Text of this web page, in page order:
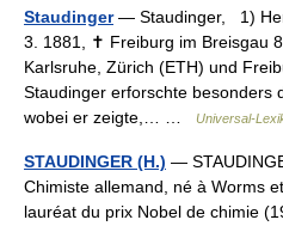
Staudinger— Staudinger, 1)
3. 1881, ✝ Freiburg im Breisgau
Karlsruhe, Zürich (ETH) und
Staudinger erforschte besonders
wobei er zeigte,… …
Universal-
STAUDINGER (H.) —
Chimiste allemand, né à Worms
lauréat du prix Nobel de chimie